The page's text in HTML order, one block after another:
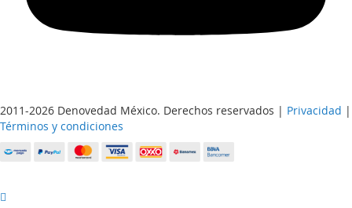
2011-2026 Denovedad México. Derechos reservados | Privacidad |
Términos y condiciones